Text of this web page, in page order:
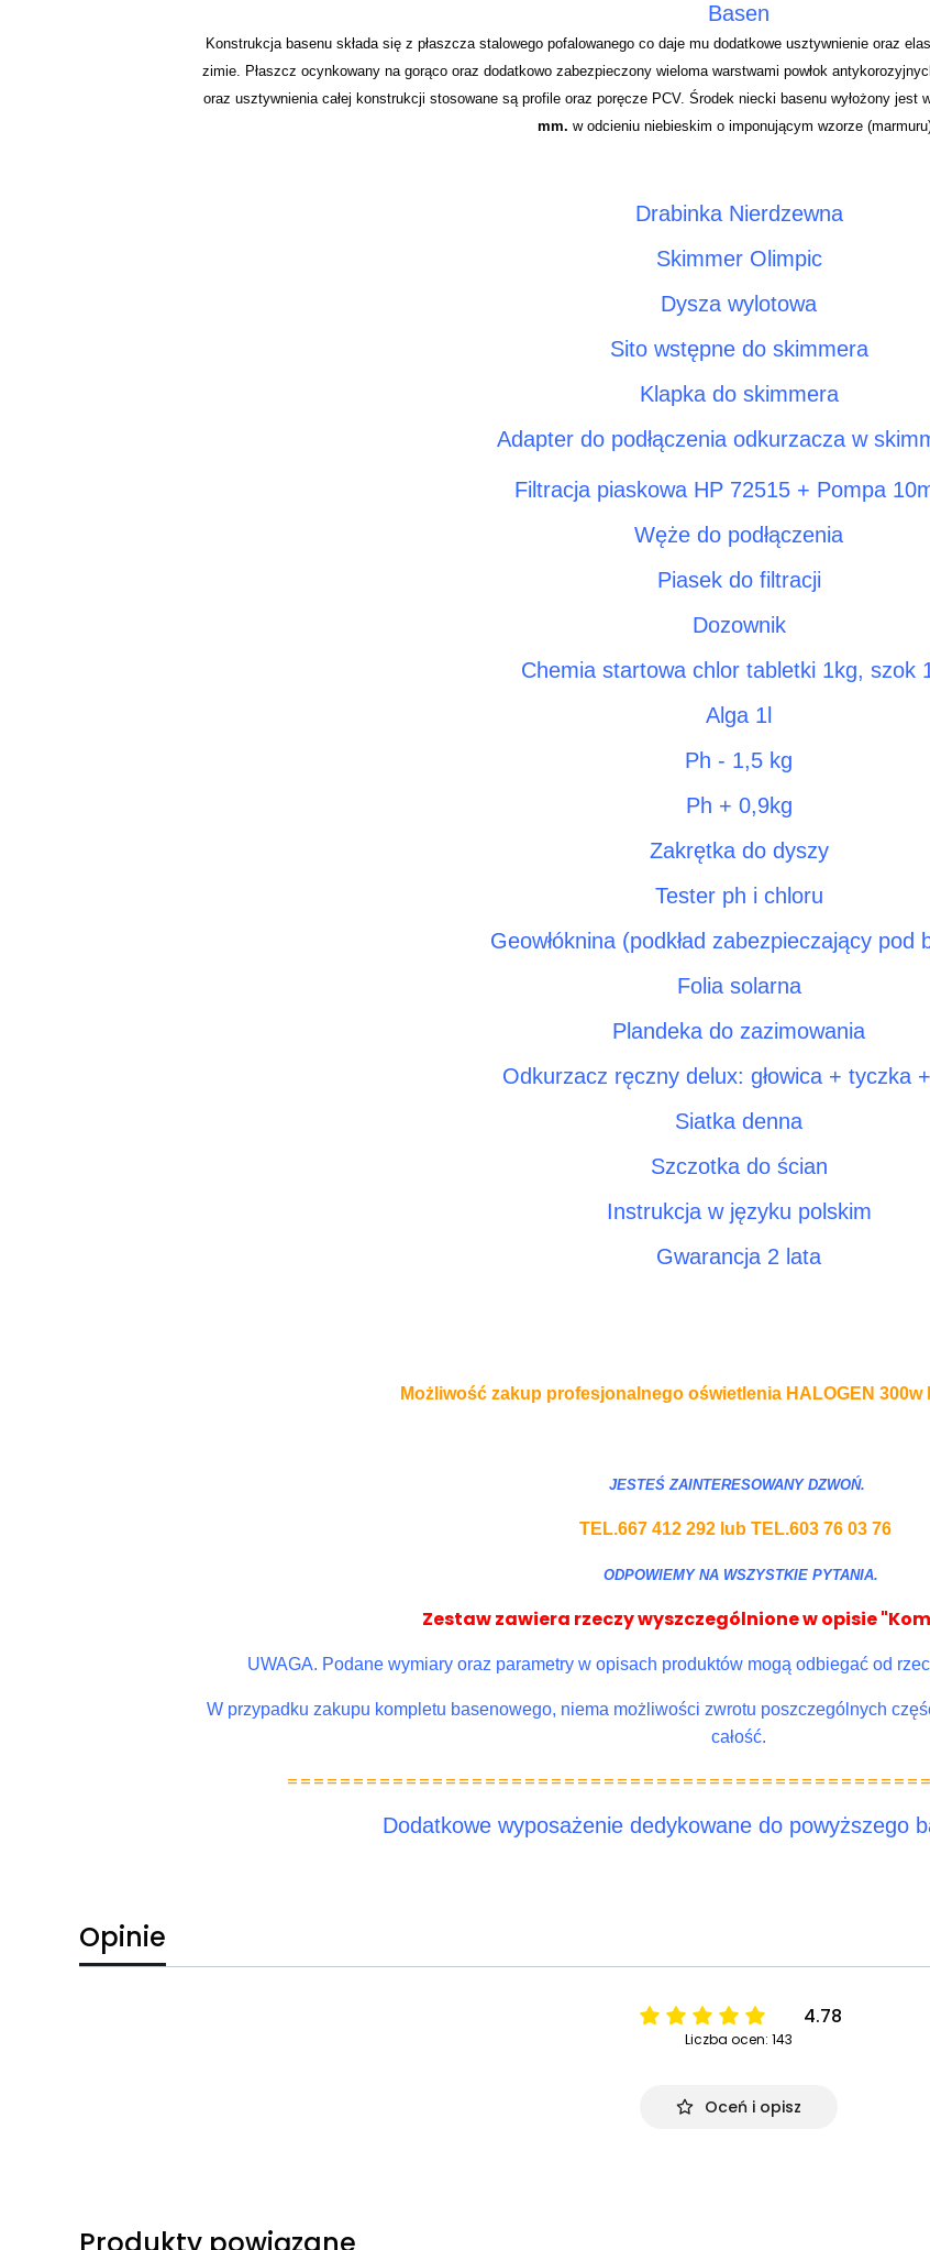
Basen
Konstrukcja basenu składa się z płaszcza stalowego pofalowanego co daje mu dodatkowe usztywnienie oraz
zimie. Płaszcz ocynkowany na gorąco oraz dodatkowo zabezpieczony wieloma warstwami powłok
oraz usztywnienia całej konstrukcji stosowane są profile oraz poręcze PCV. Środek niecki basenu wyłożony jest
mm. w odcieniu niebieskim o imponującym wzorze
Drabinka Nierdzewna
Skimmer Olimpic
Dysza wylotowa
Sito wstępne do skimmera
Klapka do skimmera
Adapter do podłączenia odkurzacza w
Filtracja piaskowa HP 72515 + Pompa
Węże do podłączenia
Piasek do filtracji
Dozownik
Chemia startowa chlor tabletki 1kg, szok
Alga 1l
Ph - 1,5 kg
Ph + 0,9kg
Zakrętka do dyszy
Tester ph i chloru
Geowłóknina (podkład zabezpieczający pod
Folia solarna
Plandeka do zazimowania
Odkurzacz ręczny delux: głowica + tyczka
Siatka denna
Szczotka do ścian
Instrukcja w języku polskim
Gwarancja 2 lata
Możliwość zakup profesjonalnego oświetlenia HALOGEN 300w
JESTEŚ ZAINTERESOWANY DZWOŃ.
TEL.667 412 292 lub TEL.603 76 03 76
ODPOWIEMY NA WSZYSTKIE PYTANIA.
Zestaw zawiera rzeczy wyszczególnione w opisie
UWAGA. Podane wymiary oraz parametry w opisach produktów mogą odbiegać od
W przypadku zakupu kompletu basenowego, niema możliwości zwrotu poszczególnych
całość.
Dodatkowe wyposażenie dedykowane do powyższego
Opinie
4.78
Liczba ocen: 143
Oceń i opisz
Produkty powiązane